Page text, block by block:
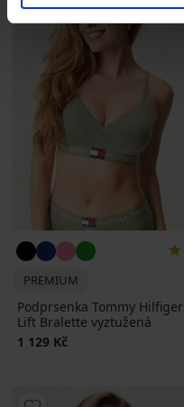
PREMIUM
Podprsenka Tommy Hilfiger
Lift Bralette vyztužená
1 129 Kč